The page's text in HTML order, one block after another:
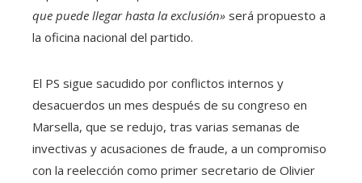
que puede llegar hasta la exclusión» será propuesto a
la oficina nacional del partido.
El PS sigue sacudido por conflictos internos y
desacuerdos un mes después de su congreso en
Marsella, que se redujo, tras varias semanas de
invectivas y acusaciones de fraude, a un compromiso
con la reelección como primer secretario de Olivier